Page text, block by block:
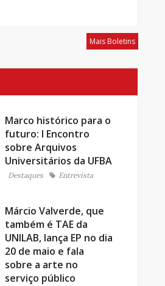
Mais Boletins
Marco histórico para o
futuro: I Encontro
sobre Arquivos
Universitários da UFBA
Destaques Entrevista
Márcio Valverde, que
também é TAE da
UNILAB, lança EP no dia
20 de maio e fala
sobre a arte no
serviço público